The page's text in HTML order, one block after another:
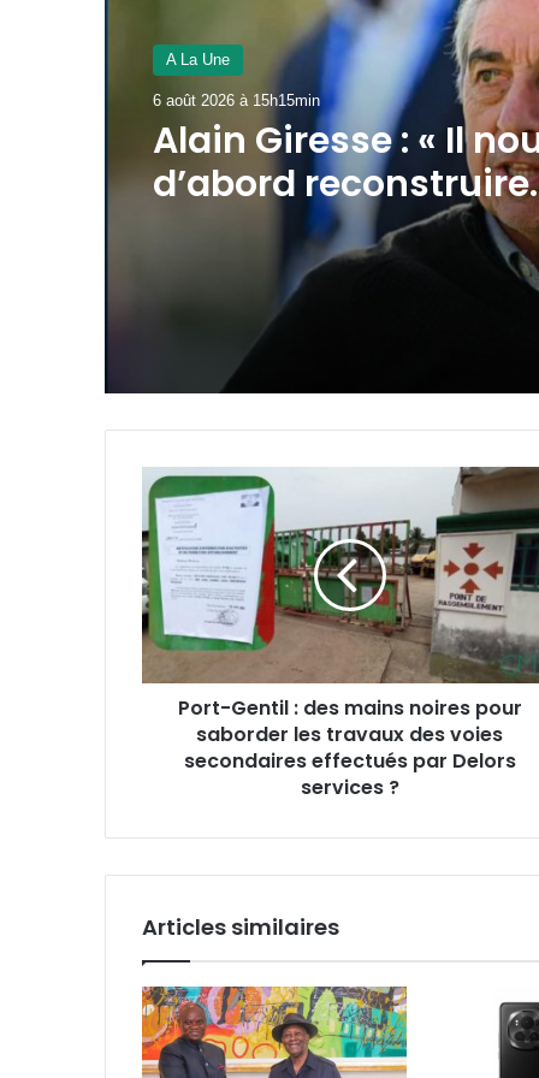
A La Une
6 août 2026 à 15h11min
AAN-GA :
financement au
la 45e session
Port-
Gentil
:
des
mains
noires
pour
saborder
les
travauxPort-Gentil : des mains noires pour
saborder les travaux des voies
secondaires effectués par Delors
services ?
Articles similaires